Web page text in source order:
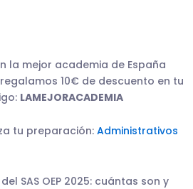
la mejor academia de España
10€ de descuento en tu
LAMEJORACADEMIA
tu preparación: Administrativos
SAS OEP 2025: cuántas son y